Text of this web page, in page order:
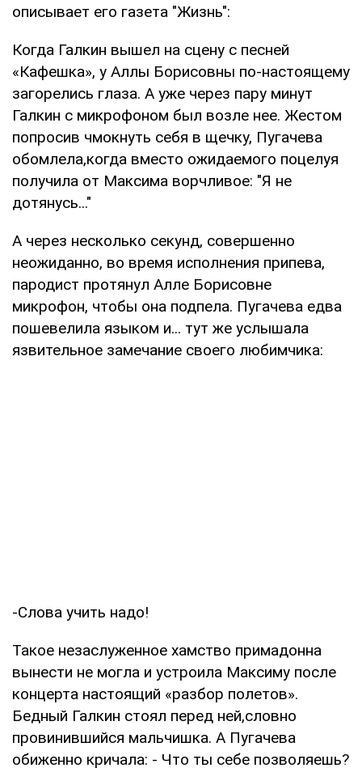
описывает его газета "Жизнь":
Когда Галкин вышел на сцену с песней
«Кафешка», у Аллы Борисовны по-настоящему
загорелись глаза. А уже через пару минут
Галкин с микрофоном был возле нее. Жестом
попросив чмокнуть себя в щечку, Пугачева
обомлела,когда вместо ожидаемого поцелуя
получила от Максима ворчливое: "Я не
дотянусь..."
А через несколько секунд, совершенно
неожиданно, во время исполнения припева,
пародист протянул Алле Борисовне
микрофон, чтобы она подпела. Пугачева едва
пошевелила языком и... тут же услышала
язвительное замечание своего любимчика:
-Слова учить надо!
Такое незаслуженное хамство примадонна
вынести не могла и устроила Максиму после
концерта настоящий «разбор полетов».
Бедный Галкин стоял перед ней,словно
провинившийся мальчишка. А Пугачева
обиженно кричала: - Что ты себе позволяешь?